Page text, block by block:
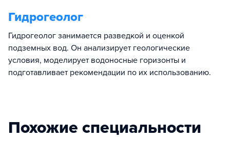
Гидрогеолог
Гидрогеолог занимается разведкой и оценкой
подземных вод. Он анализирует геологические
условия, моделирует водоносные горизонты и
подготавливает рекомендации по их использованию.
Похожие специальности